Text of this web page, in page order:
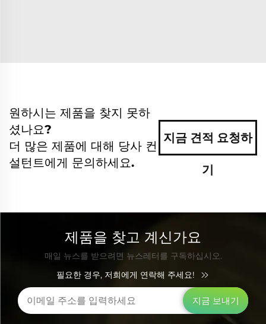
원하시는 제품을 찾지 못하
셨나요?
더 많은 제품에 대해 당사 컨
설턴트에게 문의하세요.
지금 견적 요청하
기
제품을 찾고 계신가요
매일 뉴스를 받으려면 뉴스레터를 구독하십시오.
필요한 경우, 저희에게 연락해 주세요!
지금 보내기